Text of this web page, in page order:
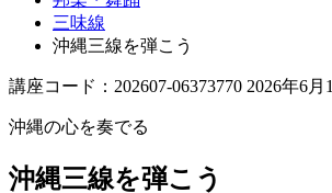
三味線
沖縄三線を弾こう
講座コード：202607-06373770 2026年6月
沖縄の心を奏でる
沖縄三線を弾こう